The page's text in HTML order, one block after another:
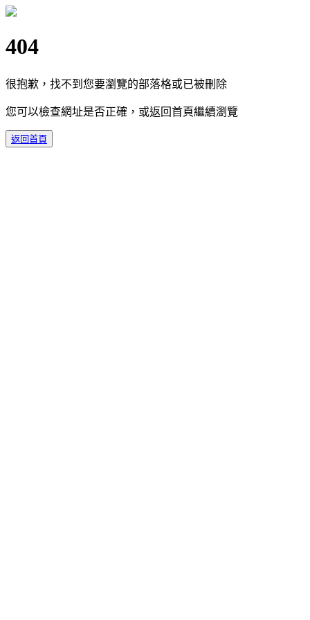
404
很抱歉，找不到您要瀏覽的部落格或已被刪除
您可以檢查網址是否正確，或返回首頁繼續瀏覽
返回首頁